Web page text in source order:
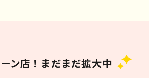
ン店！まだまだ拡大中